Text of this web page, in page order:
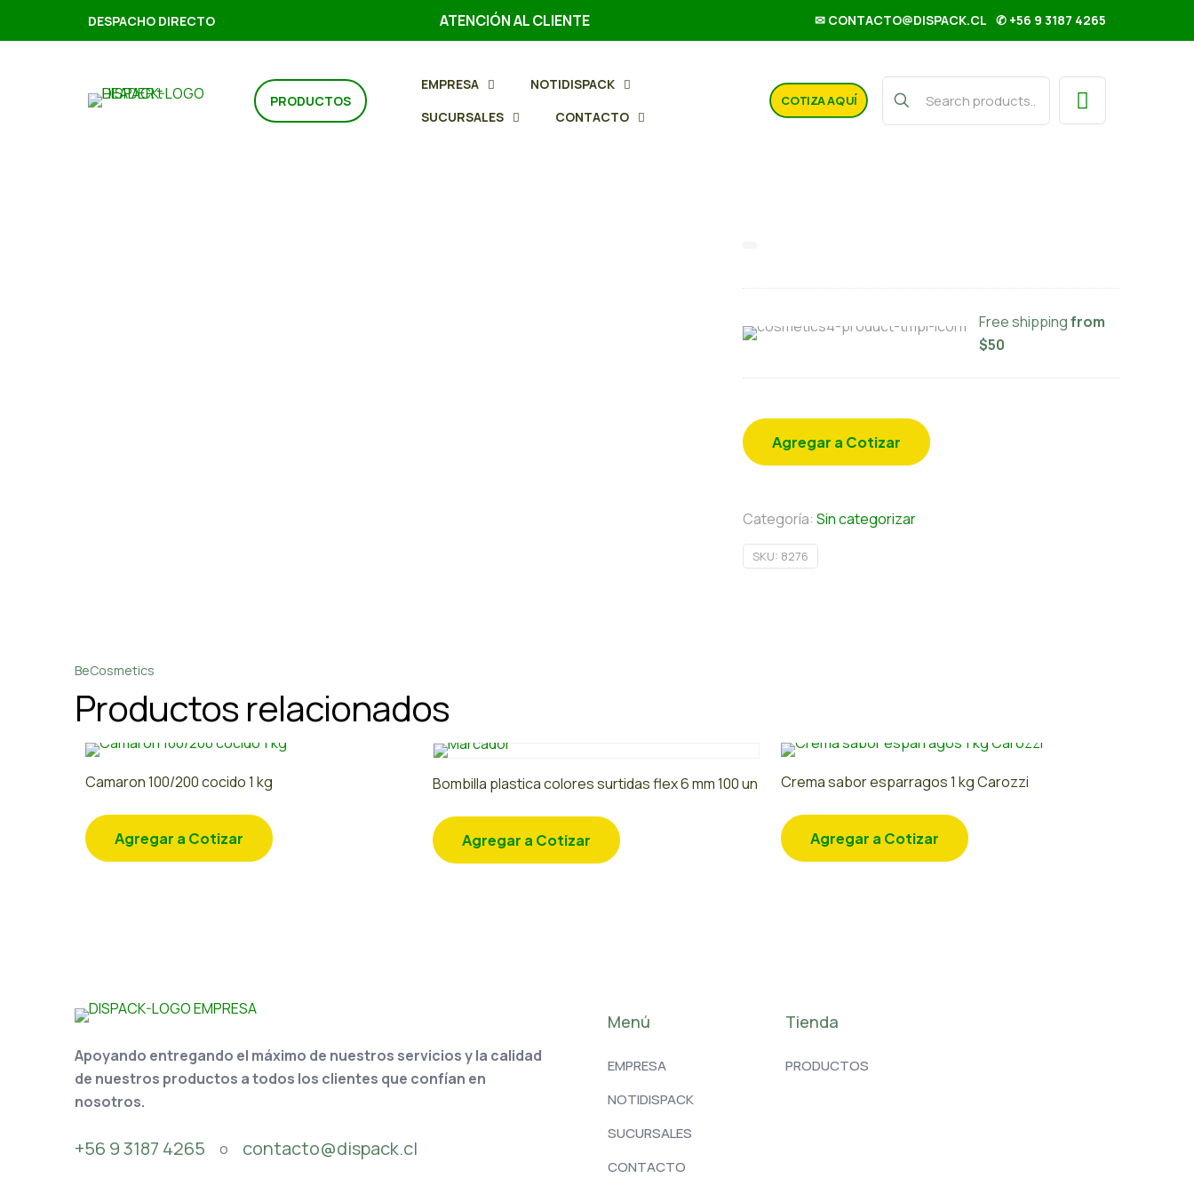
DESPACHO DIRECTO ATENCIÓN AL CLIENTE ✉ CONTACTO@DISPACK.CL ✆ +56 9 3187 4265
PRODUCTOS
EMPRESA
NOTIDISPACK
SUCURSALES
CONTACTO
COTIZA AQUÍ
Free shippingfrom
$50
Agregar a Cotizar
Categoría: Sin categorizar
SKU: 8276
BeCosmetics
Productos relacionados
Camaron 100/200 cocido 1 kg
Agregar a Cotizar
Bombilla plastica colores surtidas flex 6 mm 100 un
Agregar a Cotizar
Crema sabor esparragos 1 kg Carozzi
Agregar a Cotizar
Apoyando entregando el máximo de nuestros servicios y la calidad
de nuestros productos a todos los clientes que confían en
nosotros.
+56 9 3187 4265 o contacto@dispack.cl
Menú
EMPRESA
NOTIDISPACK
SUCURSALES
CONTACTO
Tienda
PRODUCTOS